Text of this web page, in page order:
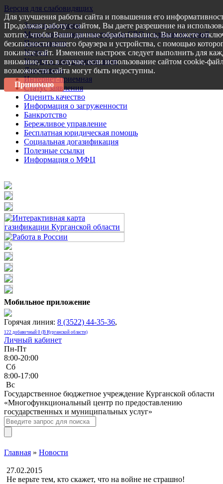
Версия для слабовидящих
Запись на прием
Меры поддержки участникам СВО и членам их семей
Пресс-центр
Услуги
Услуги в электронном виде
Документы
Интернет-приемная
Статус заявления
Оценить качество
Информация о загруженности
Банкротство
Бережливое управление
Бесплатная юридическая помощь
Социальная догазификация
Полезные ссылки
Информация о МФЦ
Мобильное приложение
Горячая линия: 8 (3522) 44-35-36,
122 добавочный 0 (В Курганской области)
Личный кабинет
Пн-Пт
8:00-20:00
Сб
8:00-17:00
Bc
Государственное бюджетное учреждение Курганской области
«Многофункциональный центр по предоставлению
государственных и муниципальных услуг»
Главная » Новости
27.02.2015
Не верьте тем, кто скажет, что на войне не страшно!
Для улучшения работы сайта и повышения его
Продолжая работу с сайтом, Вы даете разрешение на
хотите, чтобы Ваши данные обрабатывались, Вы можете
безопасности вашего браузера и устройства, с помощью
покиньте сайт. Изменение настроек следует выполнить для
внимание, что в случае, если использование сайтом cookie-
возможности сайта могут быть недоступны.
Принимаю